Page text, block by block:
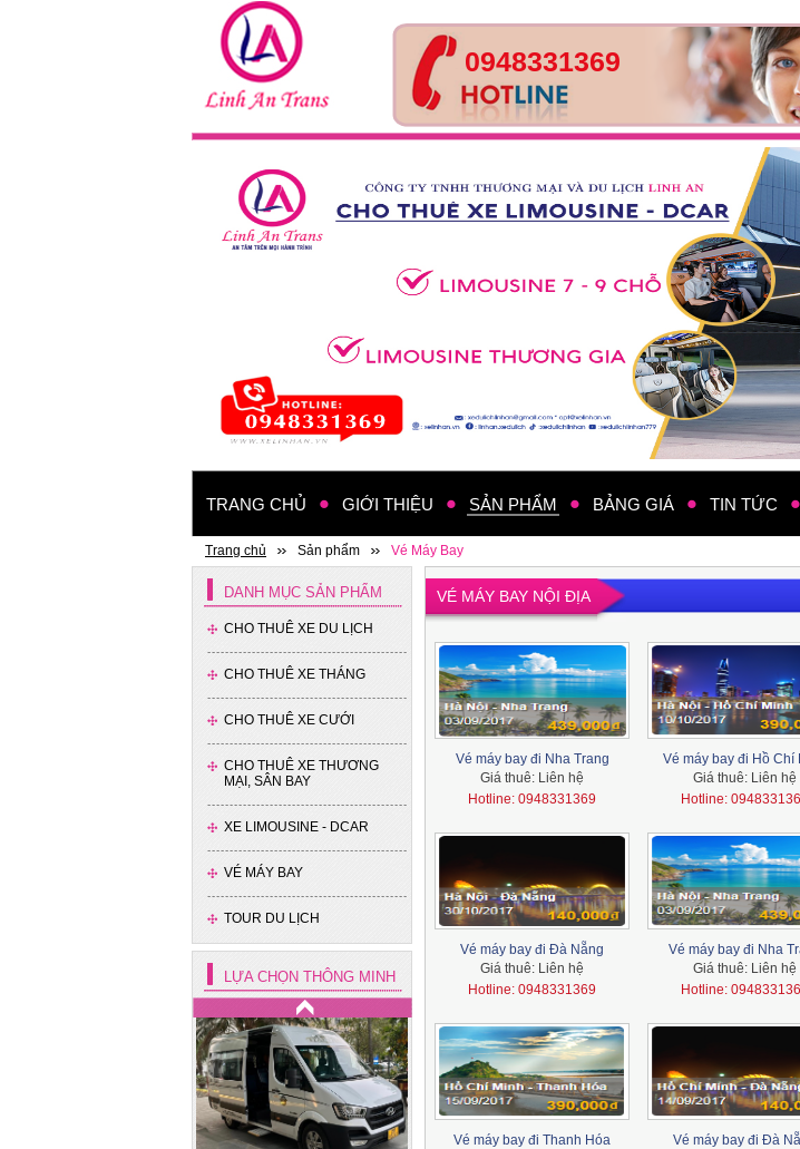
0948331369
TRANG CHỦ GIỚI THIỆU SẢN PHẨM BẢNG GIÁ TIN TỨC
Trang chủ Sản phẩm Vé Máy Bay
DANH MỤC SẢN PHẨM
CHO THUÊ XE DU LỊCH
CHO THUÊ XE THÁNG
CHO THUÊ XE CƯỚI
CHO THUÊ XE THƯƠNG
MẠI, SÂN BAY
XE LIMOUSINE - DCAR
VÉ MÁY BAY
TOUR DU LỊCH
LỰA CHỌN THÔNG MINH
Tour Huế- Đà Nẵng – Hội
An – 4 ngày 3 đêm
Xe 45 chỗ - Kia Granbird
Tracomeco
Xe 35 chỗ - Thaco
Xe 16 chỗ - Hyundai Solati
VÉ MÁY BAY NỘI ĐỊA
Vé máy bay đi Nha Trang
Giá thuê: Liên hệ
Hotline: 0948331369
Vé máy bay đi Hồ Chí
Giá thuê: Liên hệ
Hotline:
Vé máy bay đi Đà Nẵng
Giá thuê: Liên hệ
Hotline: 0948331369
Vé máy bay đi Nha
Giá thuê: Liên hệ
Hotline:
Vé máy bay đi Thanh Hóa
Vé máy bay đi Đà